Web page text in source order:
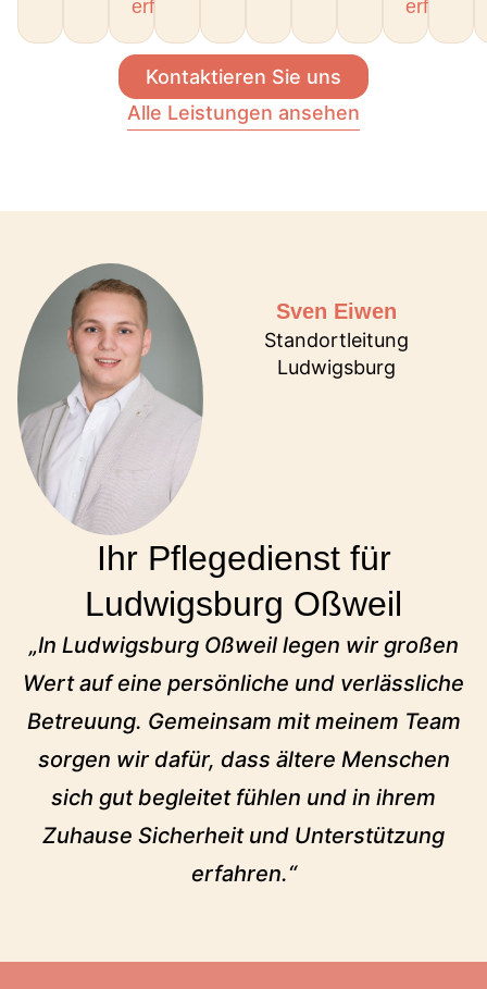
erfahren
erfahren
Kontaktieren Sie uns
Alle Leistungen ansehen
Sven Eiwen
Standortleitung
Ludwigsburg
Ihr Pflegedienst für
Ludwigsburg Oßweil
„In Ludwigsburg Oßweil legen wir großen
Wert auf eine persönliche und verlässliche
Betreuung. Gemeinsam mit meinem Team
sorgen wir dafür, dass ältere Menschen
sich gut begleitet fühlen und in ihrem
Zuhause Sicherheit und Unterstützung
erfahren.“